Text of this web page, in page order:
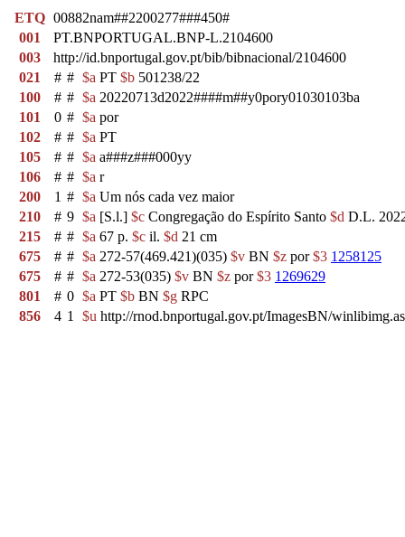
ETQ 00882nam##2200277###450#
001
PT.BNPORTUGAL.BNP-L.2104600
003
http://id.bnportugal.gov.pt/bib/bibnacional/2104600
021
# # $a PT $b 501238/22
100
# # $a 20220713d2022####m##y0pory01030103ba
101
0 # $a por
102
# # $a PT
105
# # $a a###z###000yy
106
# # $a r
200
1 # $a Um nós cada vez maior
210
# 9 $a [S.l.] $c Congregação do Espírito Santo $d D.L.
215
# # $a 67 p. $c il. $d 21 cm
675
# # $a 272-57(469.421)(035) $v BN $z por$3 1258125
675
# # $a 272-53(035) $v BN $z por$3 1269629
801
# 0 $a PT $b BN $g RPC
856
4 1 $u http://rnod.bnportugal.gov.pt/ImagesBN/